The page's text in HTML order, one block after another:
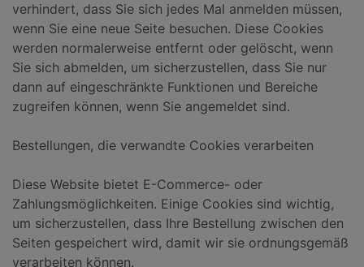
verhindert, dass Sie sich jedes Mal anmelden müssen,
wenn Sie eine neue Seite besuchen. Diese Cookies
werden normalerweise entfernt oder gelöscht, wenn
Sie sich abmelden, um sicherzustellen, dass Sie nur
dann auf eingeschränkte Funktionen und Bereiche
zugreifen können, wenn Sie angemeldet sind.
Bestellungen, die verwandte Cookies verarbeiten
Diese Website bietet E-Commerce- oder
Zahlungsmöglichkeiten. Einige Cookies sind wichtig,
um sicherzustellen, dass Ihre Bestellung zwischen den
Seiten gespeichert wird, damit wir sie ordnungsgemäß
verarbeiten können.